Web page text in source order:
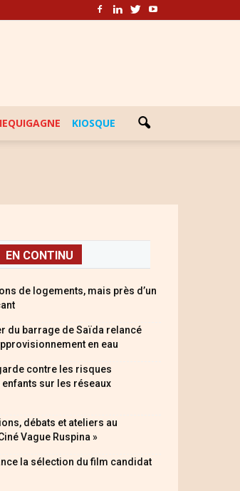
KIOSQUE
EN CONTINU
de logements, mais près d’un
du barrage de Saïda relancé
en eau
contre les risques
enfants sur les réseaux
débats et ateliers au
Vague Ruspina »
la sélection du film candidat